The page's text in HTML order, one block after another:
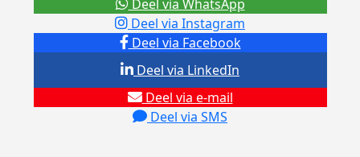
Deel via Facebook
Deel via Instagram
Deel via e-mail
Deel via SMS
Deel via LinkedIn
Deel via WhatsApp